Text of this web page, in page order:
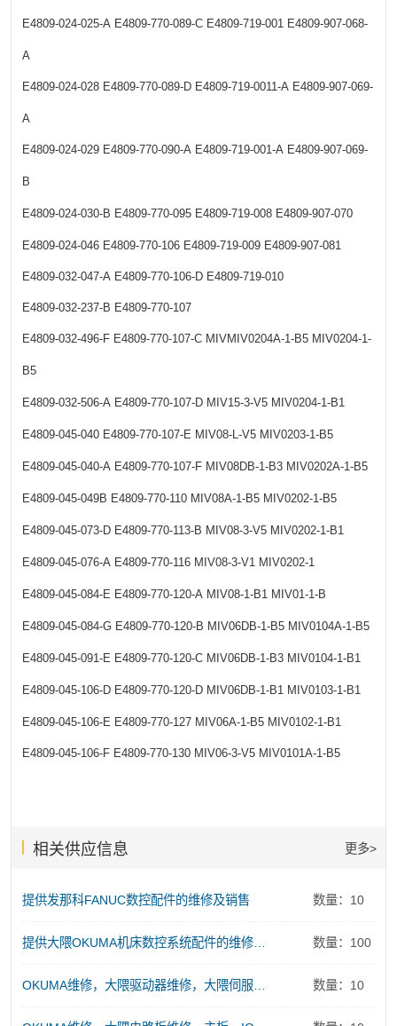
E4809-024-025-A E4809-770-089-C E4809-719-001 E4809-907-068-
A
E4809-024-028 E4809-770-089-D E4809-719-0011-A E4809-907-069-
A
E4809-024-029 E4809-770-090-A E4809-719-001-A E4809-907-069-
B
E4809-024-030-B E4809-770-095 E4809-719-008 E4809-907-070
E4809-024-046 E4809-770-106 E4809-719-009 E4809-907-081
E4809-032-047-A E4809-770-106-D E4809-719-010
E4809-032-237-B E4809-770-107
E4809-032-496-F E4809-770-107-C MIVMIV0204A-1-B5 MIV0204-1-
B5
E4809-032-506-A E4809-770-107-D MIV15-3-V5 MIV0204-1-B1
E4809-045-040 E4809-770-107-E MIV08-L-V5 MIV0203-1-B5
E4809-045-040-A E4809-770-107-F MIV08DB-1-B3 MIV0202A-1-B5
E4809-045-049B E4809-770-110 MIV08A-1-B5 MIV0202-1-B5
E4809-045-073-D E4809-770-113-B MIV08-3-V5 MIV0202-1-B1
E4809-045-076-A E4809-770-116 MIV08-3-V1 MIV0202-1
E4809-045-084-E E4809-770-120-A MIV08-1-B1 MIV01-1-B
E4809-045-084-G E4809-770-120-B MIV06DB-1-B5 MIV0104A-1-B5
E4809-045-091-E E4809-770-120-C MIV06DB-1-B3 MIV0104-1-B1
E4809-045-106-D E4809-770-120-D MIV06DB-1-B1 MIV0103-1-B1
E4809-045-106-E E4809-770-127 MIV06A-1-B5 MIV0102-1-B1
E4809-045-106-F E4809-770-130 MIV06-3-V5 MIV0101A-1-B5
相关供应信息 更多>
提供发那科FANUC数控配件的维修及销售 数量：10
提供大隈OKUMA机床数控系统配件的维修及销售服务 数量：100
OKUMA维修，大隈驱动器维修，大隈伺服电源维修 数量：10